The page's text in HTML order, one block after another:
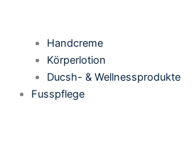
Handcreme
Körperlotion
Ducsh- & Wellnessprodukte
Fusspflege